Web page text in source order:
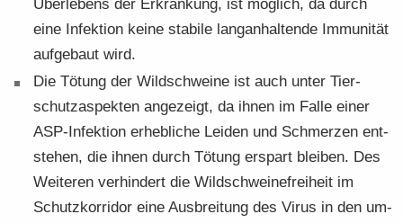
Über­le­bens der Er­kran­kung, ist mög­lich, da durch
eine In­fek­ti­on keine sta­bi­le lang­an­hal­ten­de Im­mu­ni­tät
auf­ge­baut wird.
Die Tö­tung der Wild­schwei­ne ist auch unter Tier­
schutz­aspek­ten an­ge­zeigt, da ihnen im Falle einer
ASP-​Infektion er­heb­li­che Lei­den und Schmer­zen ent­
ste­hen, die ihnen durch Tö­tung er­spart blei­ben. Des
Wei­te­ren ver­hin­dert die Wild­schwei­ne­frei­heit im
Schutz­kor­ri­dor eine Aus­brei­tung des Virus in den um­